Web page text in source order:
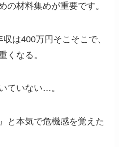
の材料集めが重要です。
は400万円そこそこで、
くなる。
ていない…。
と本気で危機感を覚えた